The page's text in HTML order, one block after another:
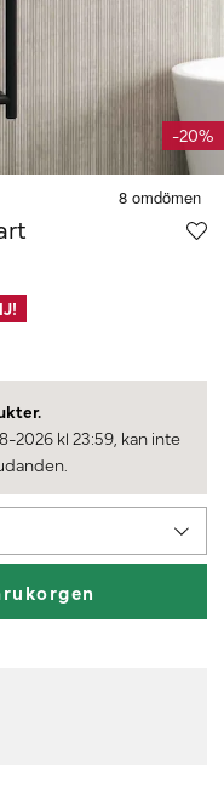
-20%
2026 kl 23:59, kan inte